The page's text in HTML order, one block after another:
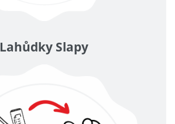
Lahůdky Slapy